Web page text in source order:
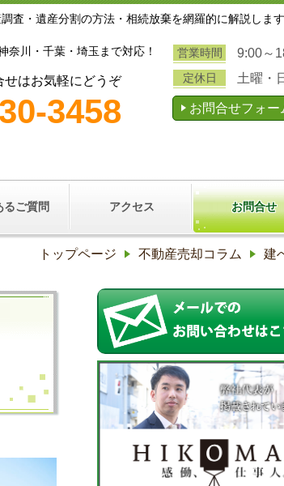
査・遺産分割の方法・相続放棄を網羅的に解説します
奈川・千葉・埼玉まで対応！
せはお気軽にどうぞ
3458
営業時間 9:00～
定休日 土曜・
お問合せフォー
るご質問 アクセス お問合せ
トップページ 不動産売却コラム 建